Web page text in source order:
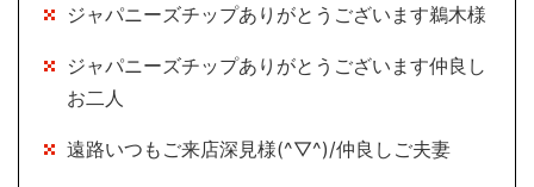
ジャパニーズチップありがとうございます鵜木様
ジャパニーズチップありがとうございます仲良し
お二人
遠路いつもご来店深見様(^▽^)/仲良しご夫妻